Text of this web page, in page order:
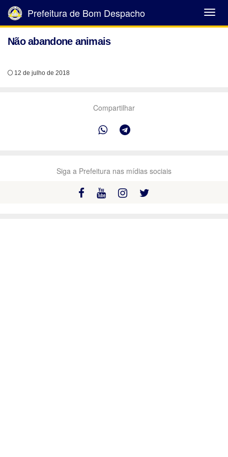
Abrir
Menu
Prefeitura de Bom Despacho
Não abandone animais
12 de julho de 2018
Compartilhar
Siga a Prefeitura nas mídias sociais